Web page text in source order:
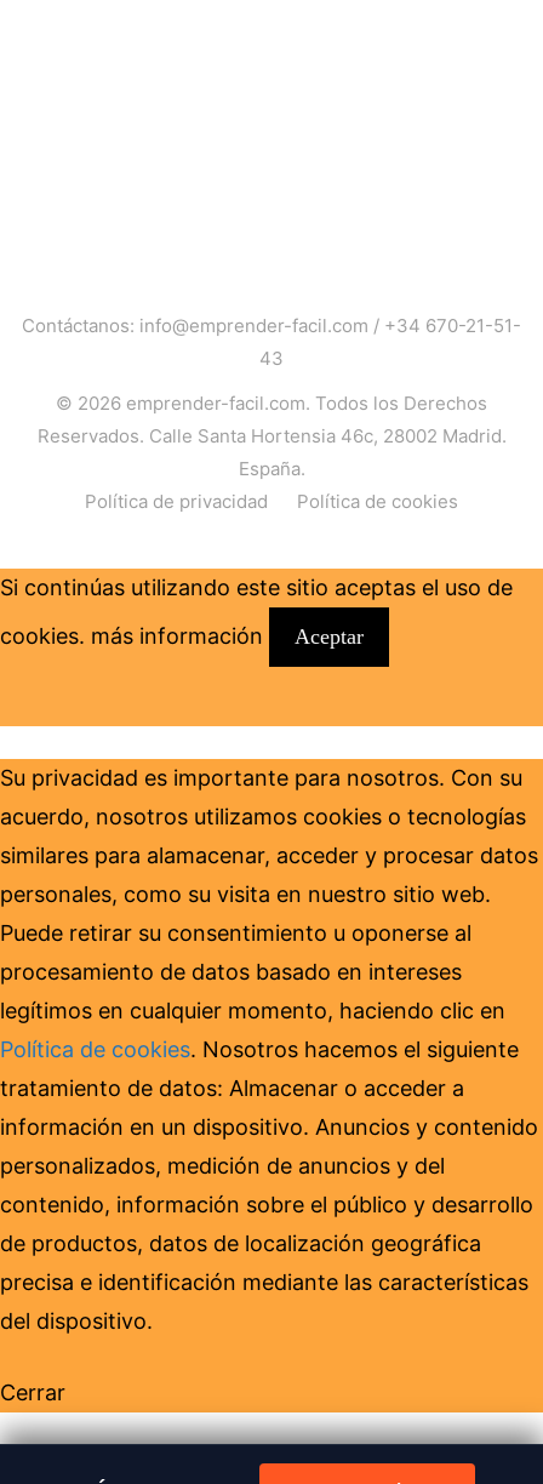
Contáctanos: info@emprender-facil.com / +34 670-21-51-
43
© 2026 emprender-facil.com. Todos los Derechos
Reservados. Calle Santa Hortensia 46c, 28002 Madrid.
España.
Política de privacidad
Política de cookies
Si continúas utilizando este sitio aceptas el uso de
cookies. más información Aceptar
Su privacidad es importante para nosotros. Con su
acuerdo, nosotros utilizamos cookies o tecnologías
similares para alamacenar, acceder y procesar datos
personales, como su visita en nuestro sitio web.
Puede retirar su consentimiento u oponerse al
procesamiento de datos basado en intereses
legítimos en cualquier momento, haciendo clic en
Política de cookies. Nosotros hacemos el siguiente
tratamiento de datos: Almacenar o acceder a
información en un dispositivo. Anuncios y contenido
personalizados, medición de anuncios y del
contenido, información sobre el público y desarrollo
de productos, datos de localización geográfica
precisa e identificación mediante las características
del dispositivo.
Cerrar